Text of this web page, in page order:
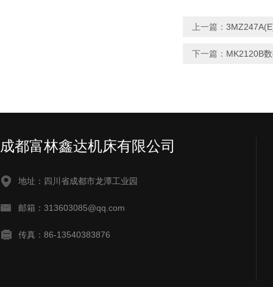
上一篇：
下一篇： MK2120B
成都富林鑫达机床有限公司
地址：四川省成都市龙潭工业园
邮箱：313603085@qq.com
传真：86-13540383876